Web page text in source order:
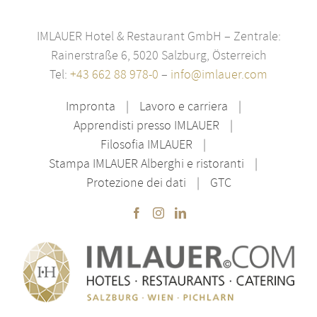
IMLAUER Hotel & Restaurant GmbH – Zentrale:
Rainerstraße 6, 5020 Salzburg, Österreich
Tel: +43 662 88 978-0 – info@imlauer.com
Impronta
Lavoro e carriera
Apprendisti presso IMLAUER
Filosofia IMLAUER
Stampa IMLAUER Alberghi e ristoranti
Protezione dei dati
GTC